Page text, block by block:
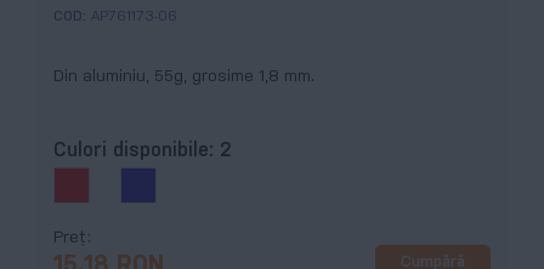
COD: AP761173-06
Din aluminiu, 55g, grosime 1,8 mm.
Culori disponibile: 2
Preț
Cumpără